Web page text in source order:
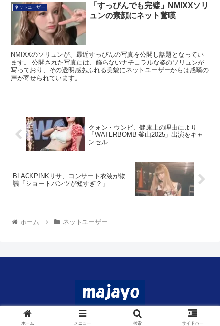
ネットユーザー
「すっぴんでも完璧」NMIXXソリ
ュンの素顔にネット驚嘆
NMIXXのソリュンが、最近すっぴんの写真を公開し話題となってい
ます。 公開された写真には、飾らないナチュラルな姿のソリュンが
写っており、その透明感あふれる美貌にネットユーザーからは感嘆の
声が寄せられています。
クォン・ウンビ、健康上の理由により
「WATERBOMB 釜山2025」出演をキャ
ンセル
BLACKPINKリサ、コンサート衣装が物
議「ショートパンツが短すぎ？」
ホーム ネットユーザー
© 2024 マジャヨ.
ホーム メニュー 検索 サイドバー